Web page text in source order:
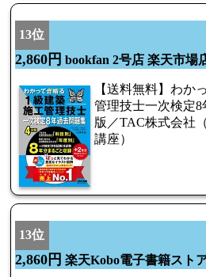
13位
2,860円 bookfan 2号店 楽天市場
【送料無料】わか
管理技士一次検定8
版／TAC株式会社
講座）
13位
2,860円 楽天Kobo電子書籍スト